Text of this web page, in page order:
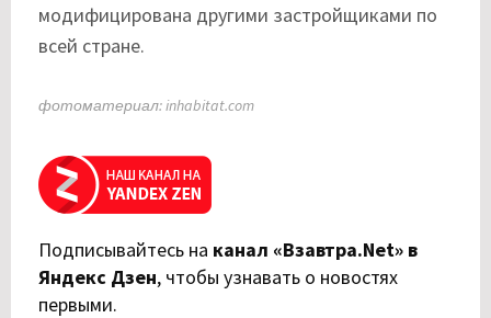
модифицирована другими застройщиками по
всей стране.
фотоматериал: inhabitat.com
Подписывайтесь на канал «Взавтра.Net» в
Яндекс Дзен, чтобы узнавать о новостях
первыми.